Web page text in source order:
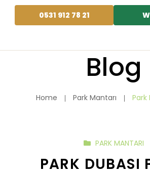
0531 912 78 21
Blog
Home Park Mantarı Park
PARK MANTARI
PARK DUBASI